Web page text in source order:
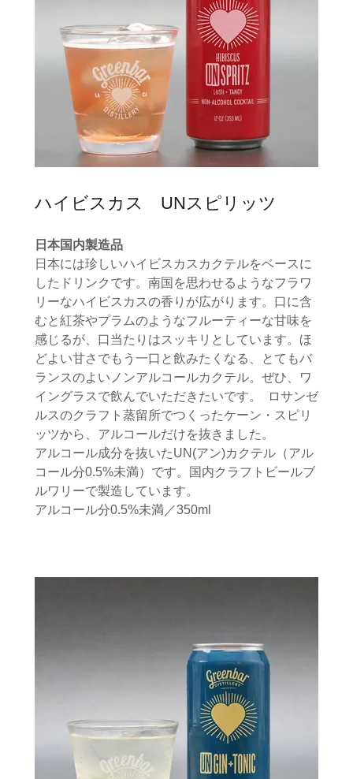
ハイビスカス UNスピリッツ
日本国内製造品
日本には珍しいハイビスカスカクテルをベースに
したドリンクです。南国を思わせるようなフラワ
リーなハイビスカスの香りが広がります。口に含
むと紅茶やプラムのようなフルーティーな甘味を
感じるが、口当たりはスッキリとしています。ほ
どよい甘さでもう一口と飲みたくなる、とてもバ
ランスのよいノンアルコールカクテル。ぜひ、ワ
イングラスで飲んでいただきたいです。 ロサンゼ
ルスのクラフト蒸留所でつくったケーン・スピリ
ッツから、アルコールだけを抜きました。
アルコール成分を抜いたUN(アン)カクテル（アル
コール分0.5%未満）です。国内クラフトビールブ
ルワリーで製造しています。
アルコール分0.5%未満／350ml